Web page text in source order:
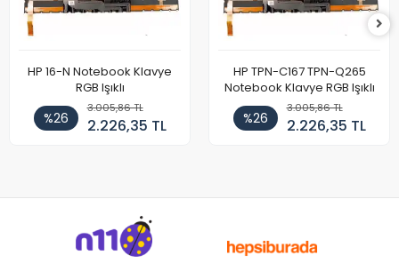
HP 16-N Notebook Klavye
RGB Işıklı
%26
3.005,86 TL
2.226,35 TL
HP TPN-C167 TPN-Q265
Notebook Klavye RGB Işıklı
%26
3.005,86 TL
2.226,35 TL